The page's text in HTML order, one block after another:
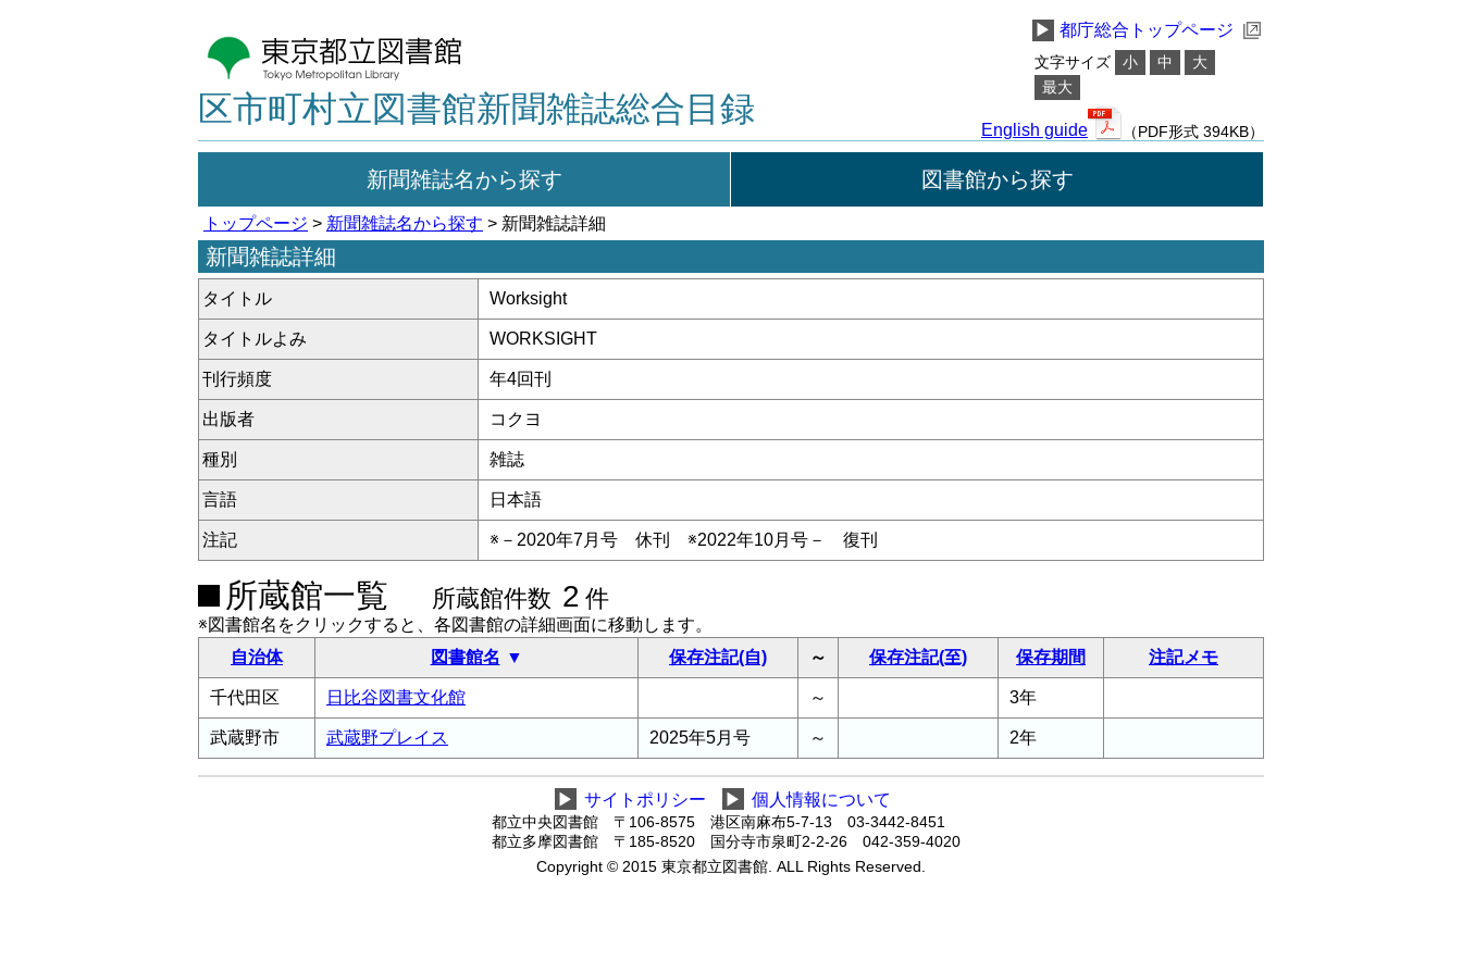
区市町村立図書館新聞雑誌総合目録
▶ 都庁総合トップページ
文字サイズ 小 中
大
最大
English guide （PDF形式 394KB）
新聞雑誌名から探す 図書館から探す
トップページ > 新聞雑誌名から探す > 新聞雑誌詳細
新聞雑誌詳細
タイトル Worksight
タイトルよみ WORKSIGHT
刊行頻度 年4回刊
出版者 コクヨ
種別 雑誌
言語 日本語
注記 ※－2020年7月号 休刊 ※2022年10月号－ 復刊
所蔵館一覧 所蔵館件数 2 件
※図書館名をクリックすると、各図書館の詳細画面に移動します。
自治体
図書館名 保存注記(自) ～ 保存注記(至) 保存期間 注記メモ
千代田区 日比谷図書文化館 ～ 3年
武蔵野市 武蔵野プレイス 2025年5月号 ～ 2年
▶ サイトポリシー ▶ 個人情報について
都立中央図書館 〒106-8575 港区南麻布5-7-13 03-3442-8451
都立多摩図書館 〒185-8520 国分寺市泉町2-2-26 042-359-4020
Copyright © 2015 東京都立図書館. ALL Rights Reserved.